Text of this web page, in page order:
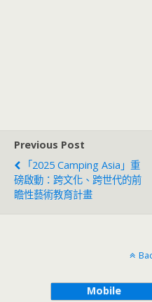
Previous Post
「2025 Camping Asia」重
磅啟動：跨文化、跨世代的前
瞻性藝術教育計畫
Mobile